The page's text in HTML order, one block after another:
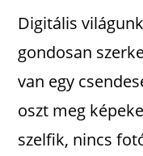
Digitális
gondosan
van egy
oszt meg
szelfik, nincs